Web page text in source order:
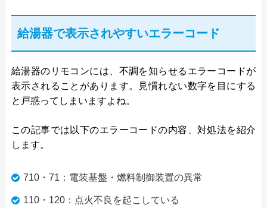
給湯器で表示されやすいエラーコード
給湯器のリモコンには、不調を知らせるエラーコードが
表示されることがあります。見慣れない数字を目にする
と戸惑ってしまいますよね。
この記事では以下のエラーコードの内容、対処法を紹介
します。
710・71：電装基盤・燃料制御装置の異常
110・120：点火不良を起こしている